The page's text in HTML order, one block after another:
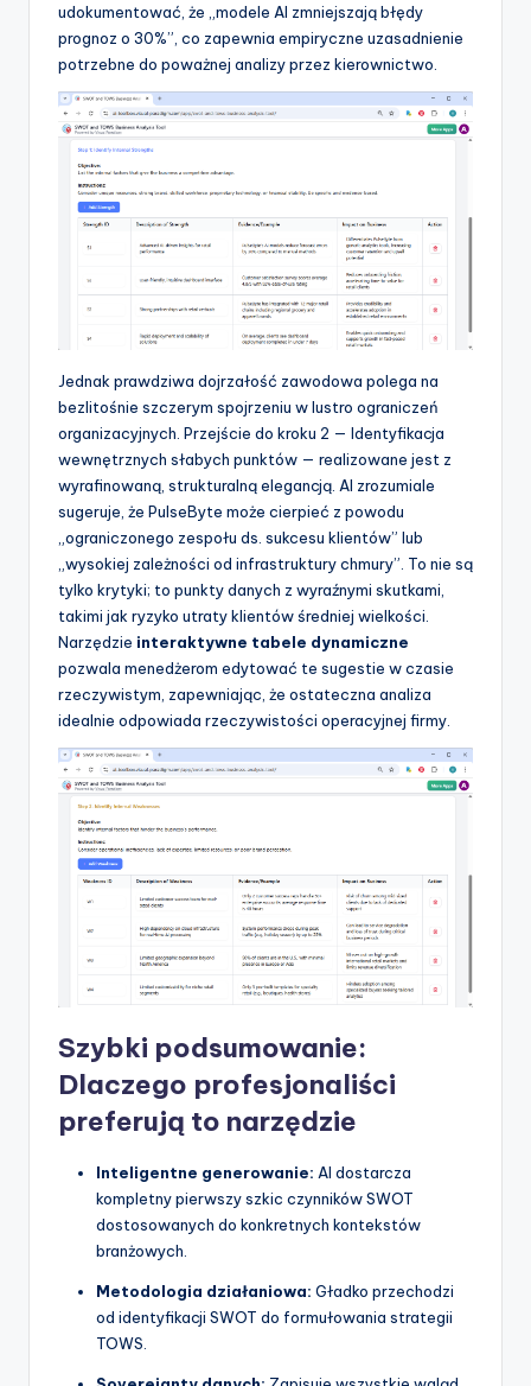
udokumentować, że „modele AI zmniejszają błędy
prognoz o 30%”, co zapewnia empiryczne uzasadnienie
potrzebne do poważnej analizy przez kierownictwo.
Jednak prawdziwa dojrzałość zawodowa polega na
bezlitośnie szczerym spojrzeniu w lustro ograniczeń
organizacyjnych. Przejście do kroku 2 — Identyfikacja
wewnętrznych słabych punktów — realizowane jest z
wyrafinowaną, strukturalną elegancją. AI zrozumiale
sugeruje, że PulseByte może cierpieć z powodu
„ograniczonego zespołu ds. sukcesu klientów” lub
„wysokiej zależności od infrastruktury chmury”. To nie są
tylko krytyki; to punkty danych z wyraźnymi skutkami,
takimi jak ryzyko utraty klientów średniej wielkości.
Narzędzie interaktywne tabele dynamiczne
pozwala menedżerom edytować te sugestie w czasie
rzeczywistym, zapewniając, że ostateczna analiza
idealnie odpowiada rzeczywistości operacyjnej firmy.
Szybki podsumowanie:
Dlaczego profesjonaliści
preferują to narzędzie
Inteligentne generowanie: AI dostarcza
kompletny pierwszy szkic czynników SWOT
dostosowanych do konkretnych kontekstów
branżowych.
Metodologia działaniowa: Gładko przechodzi
od identyfikacji SWOT do formułowania strategii
TOWS.